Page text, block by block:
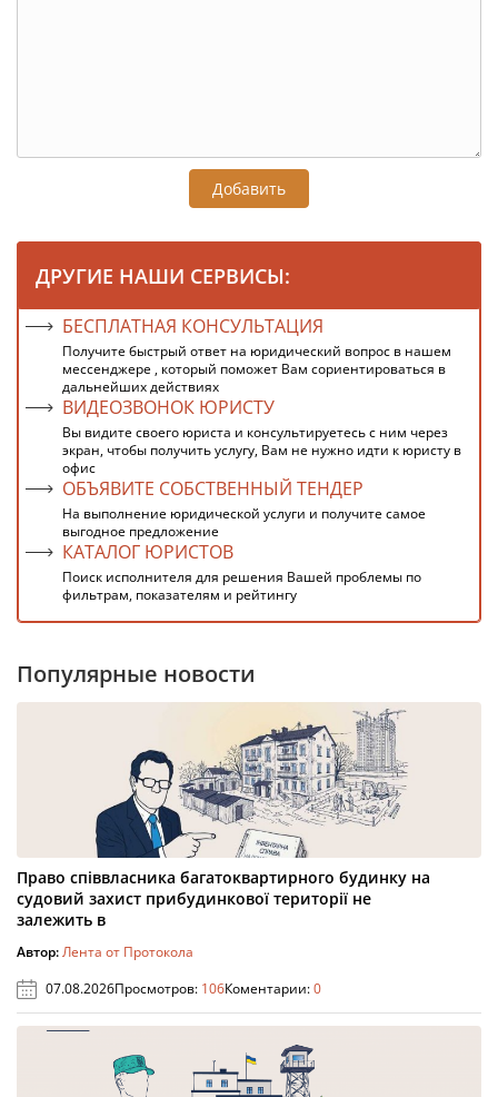
Добавить
ДРУГИЕ НАШИ СЕРВИСЫ:
БЕСПЛАТНАЯ КОНСУЛЬТАЦИЯ
Получите быстрый ответ на юридический вопрос в нашем
мессенджере , который поможет Вам сориентироваться в
дальнейших действиях
ВИДЕОЗВОНОК ЮРИСТУ
Вы видите своего юриста и консультируетесь с ним через
экран, чтобы получить услугу, Вам не нужно идти к юристу в
офис
ОБЪЯВИТЕ СОБСТВЕННЫЙ ТЕНДЕР
На выполнение юридической услуги и получите самое
выгодное предложение
КАТАЛОГ ЮРИСТОВ
Поиск исполнителя для решения Вашей проблемы по
фильтрам, показателям и рейтингу
Популярные новости
Право співвласника багатоквартирного будинку на
судовий захист прибудинкової території не
залежить в
Автор:Лента от Протокола
07.08.2026Просмотров: 106Коментарии:0